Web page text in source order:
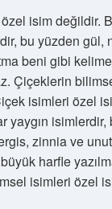
isim değildir.
bu yüzden gül,
beni gibi
Çiçeklerin
isimleri özel
yaygın isimlerdir,
zinnia ve
harfle
isimleri özel